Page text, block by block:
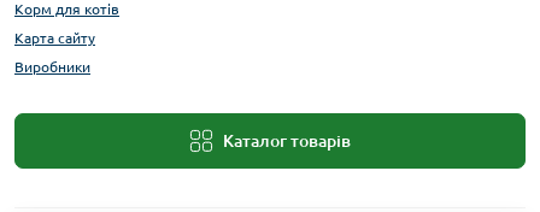
Корм для котів
Карта сайту
Виробники
Каталог товарів